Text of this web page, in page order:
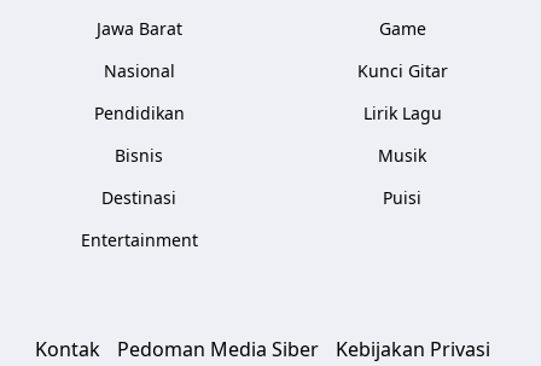
Jawa Barat
Nasional
Pendidikan
Bisnis
Destinasi
Entertainment
Game
Kunci Gitar
Lirik Lagu
Musik
Puisi
Kontak Pedoman Media Siber Kebijakan Privasi